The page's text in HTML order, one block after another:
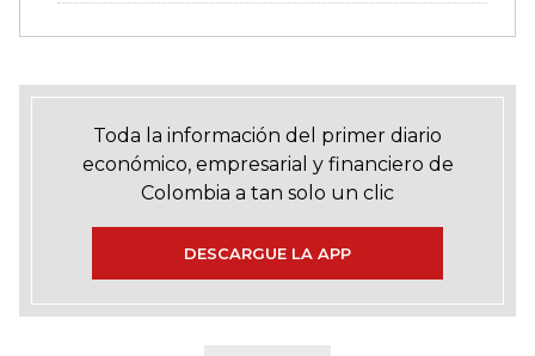
Toda la información del primer diario
económico, empresarial y financiero de
Colombia a tan solo un clic
DESCARGUE LA APP